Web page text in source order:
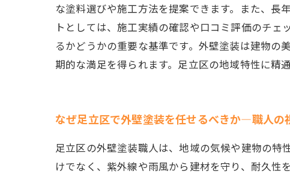
な塗料選びや施工方法を提案できます。また、
トとしては、施工実績の確認や口コミ評価のチ
るかどうかの重要な基準です。外壁塗装は建物
期的な満足を得られます。足立区の地域特性に精
なぜ足立区で外壁塗装を任せるべきか―職人の
足立区の外壁塗装職人は、地域の気候や建物の
けでなく、紫外線や雨風から建材を守り、耐久